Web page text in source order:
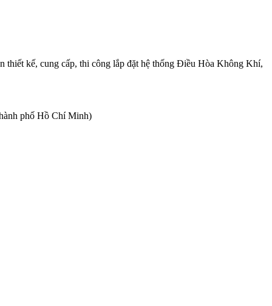
kế, cung cấp, thi công lắp đặt hệ thống Điều Hòa Không Khí,
phố Hồ Chí Minh)